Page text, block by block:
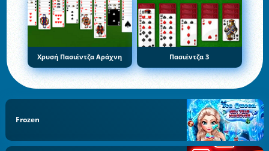
Χρυσή Πασιέντζα Αράχνη Πασιέντζα 3
Frozen